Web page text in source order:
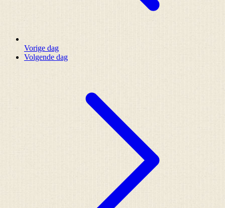
Vorige dag
Volgende dag